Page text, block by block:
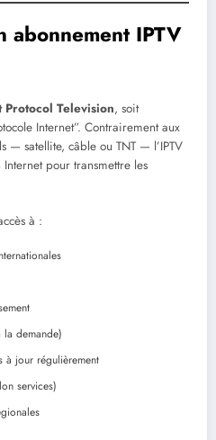
abonnement IPTV
Protocol Television, soit
Internet”. Contrairement aux
— satellite, câble ou TNT — l’IPTV
pour transmettre les
à :
demande)
à jour régulièrement
services)